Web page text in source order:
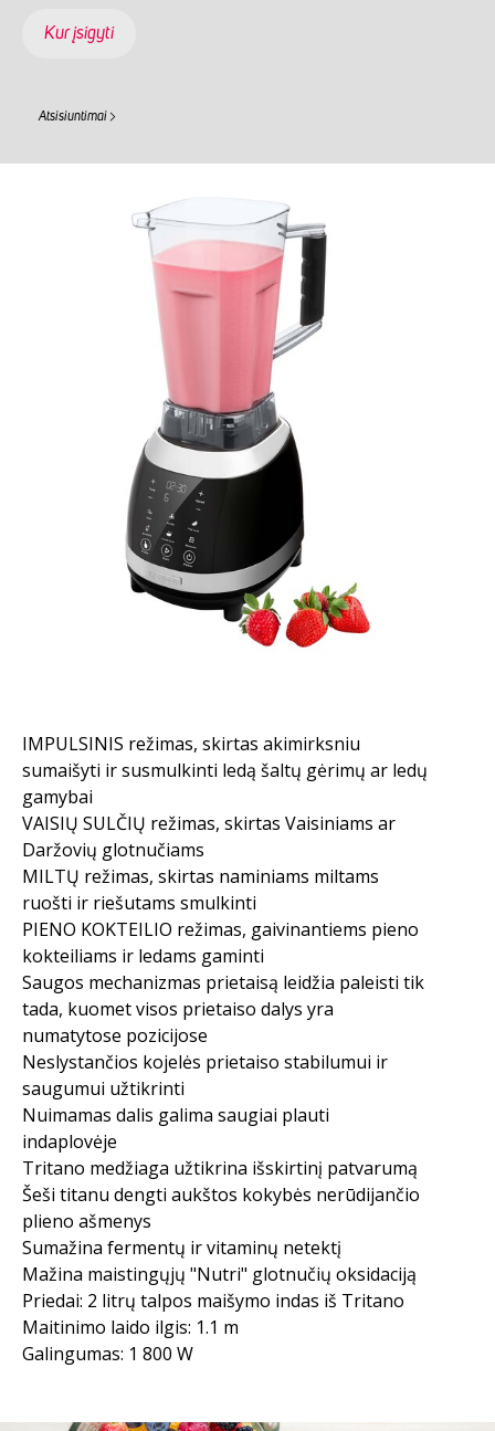
Kur įsigyti
Atsisiuntimai
IMPULSINIS režimas, skirtas akimirksniu
sumaišyti ir susmulkinti ledą šaltų gėrimų ar ledų
gamybai
VAISIŲ SULČIŲ režimas, skirtas Vaisiniams ar
Daržovių glotnučiams
MILTŲ režimas, skirtas naminiams miltams
ruošti ir riešutams smulkinti
PIENO KOKTEILIO režimas, gaivinantiems pieno
kokteiliams ir ledams gaminti
Saugos mechanizmas prietaisą leidžia paleisti tik
tada, kuomet visos prietaiso dalys yra
numatytose pozicijose
Neslystančios kojelės prietaiso stabilumui ir
saugumui užtikrinti
Nuimamas dalis galima saugiai plauti
indaplovėje
Tritano medžiaga užtikrina išskirtinį patvarumą
Šeši titanu dengti aukštos kokybės nerūdijančio
plieno ašmenys
Sumažina fermentų ir vitaminų netektį
Mažina maistingųjų "Nutri" glotnučių oksidaciją
Priedai: 2 litrų talpos maišymo indas iš Tritano
Maitinimo laido ilgis: 1.1 m
Galingumas: 1 800 W